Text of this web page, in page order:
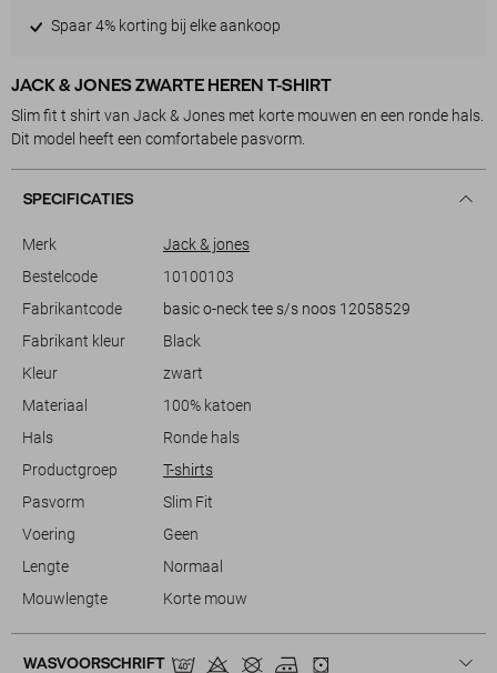
Spaar 4% korting bij elke aankoop
JACK & JONES ZWARTE HEREN T-SHIRT
Slim fit t shirt van Jack & Jones met korte mouwen en een ronde hals.
Dit model heeft een comfortabele pasvorm.
SPECIFICATIES
Merk
Jack & jones
Bestelcode
10100103
Fabrikantcode
basic o-neck tee s/s noos 12058529
Fabrikant kleur
Black
Kleur
zwart
Materiaal
100% katoen
Hals
Ronde hals
Productgroep
T-shirts
Pasvorm
Slim Fit
Voering
Geen
Lengte
Normaal
Mouwlengte
Korte mouw
WASVOORSCHRIFT